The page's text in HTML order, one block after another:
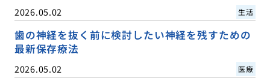
2026.05.02 生活
歯の神経を抜く前に検討したい神経を残すための
最新保存療法
2026.05.02 医療